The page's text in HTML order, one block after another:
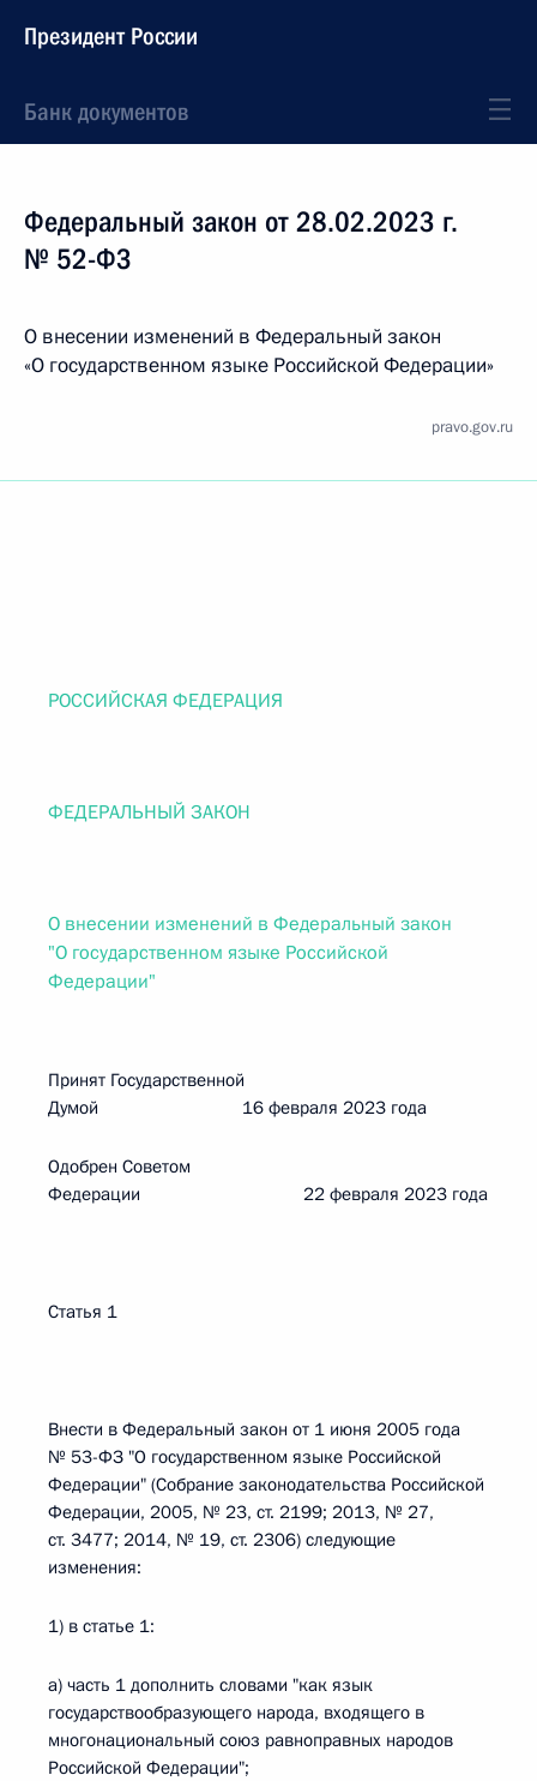
Президент России
Банк документов
Федеральный закон от 28.02.2023 г.
№ 52-ФЗ
О внесении изменений в Федеральный закон
«О государственном языке Российской Федерации»
pravo.gov.ru
РОССИЙСКАЯ ФЕДЕРАЦИЯ
ФЕДЕРАЛЬНЫЙ ЗАКОН
О внесении изменений в Федеральный закон
"О государственном языке Российской
Федерации"
Принят Государственной
Думой 16 февраля 2023 года
Одобрен Советом
Федерации 22 февраля 2023 года
Статья 1
Внести в Федеральный закон от 1 июня 2005 года
№ 53-ФЗ "О государственном языке Российской
Федерации" (Собрание законодательства Российской
Федерации, 2005, № 23, ст. 2199; 2013, № 27,
ст. 3477; 2014, № 19, ст. 2306) следующие
изменения:
1) в статье 1:
а) часть 1 дополнить словами "как язык
государствообразующего народа, входящего в
многонациональный союз равноправных народов
Российской Федерации";